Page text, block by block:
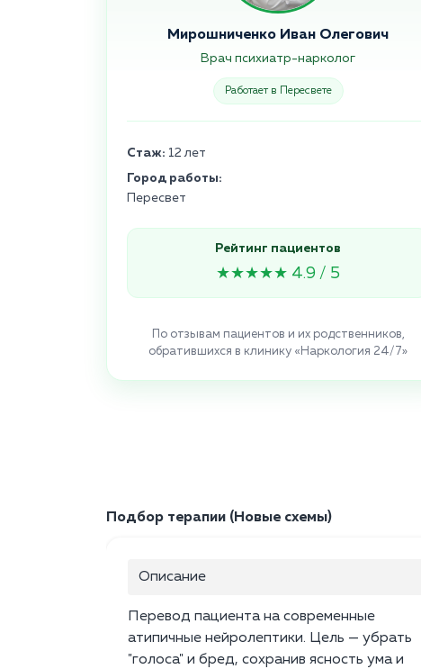
Мирошниченко Иван Олегович
Врач психиатр-нарколог
Работает в Пересвете
Стаж: 12 лет
Город работы:
Пересвет
Рейтинг пациентов
★★★★★ 4.9 / 5
По отзывам пациентов и их родственников,
обратившихся в клинику «Наркология 24/7»
Подбор терапии (Новые схемы)
Описание
Перевод пациента на современные
атипичные нейролептики. Цель — убрать
"голоса" и бред, сохранив ясность ума и